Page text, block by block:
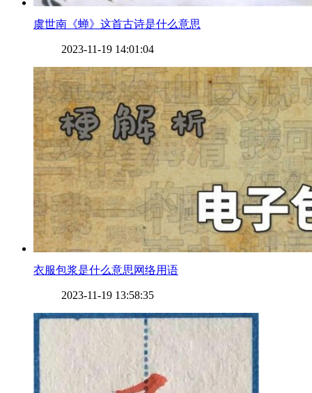
​虞世南《蝉》这首古诗是什么意思
2023-11-19 14:01:04
​衣服包浆是什么意思网络用语
2023-11-19 13:58:35